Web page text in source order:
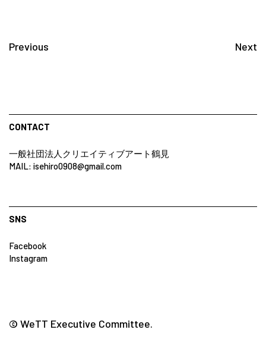
Previous Next
CONTACT
一般社団法人クリエイティブアート鶴見
MAIL: isehiro0908@gmail.com
SNS
Facebook
Instagram
©︎ WeTT Executive Committee